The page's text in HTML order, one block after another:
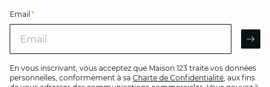
Email *
En vous inscrivant, vous acceptez que Maison 123 traite vos données
personnelles, conformément à sa Charte de Confidentialité, aux fins